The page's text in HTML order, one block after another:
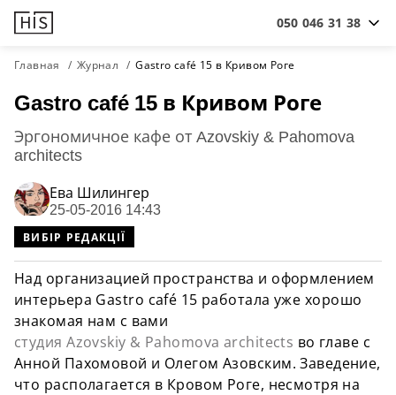
050 046 31 38
Главная Журнал Gastro café 15 в Кривом Роге
Gastro café 15 в Кривом Роге
Эргономичное кафе от Azovskiy & Pahomova
architects
Ева Шилингер
25-05-2016 14:43
ВИБІР РЕДАКЦІЇ
Над организацией пространства и оформлением
интерьера Gastro café 15 работала уже хорошо
знакомая нам с вами
студия Azovskiy & Pahomova architects во главе с
Анной Пахомовой и Олегом Азовским. Заведение,
что располагается в Кровом Роге, несмотря на